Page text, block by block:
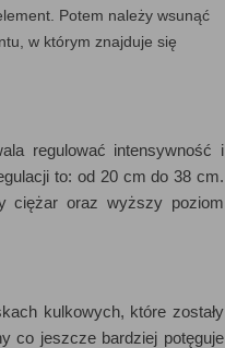
Potem należy wsunąć
w którym znajduje się
regulować intensywność i
to: od 20 cm do 38 cm.
ciężar oraz wyższy poziom
kulkowych, które zostały
co jeszcze bardziej potęguje